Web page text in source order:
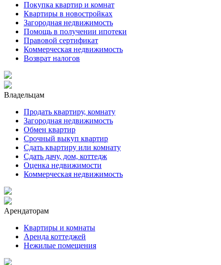
Покупка квартир и комнат
Квартиры в новостройках
Загородная недвижимость
Помощь в получении ипотеки
Правовой сертификат
Коммерческая недвижимость
Возврат налогов
Владельцам
Продать квартиру, комнату
Загородная недвижимость
Обмен квартир
Срочный выкуп квартир
Сдать квартиру или комнату
Сдать дачу, дом, коттедж
Оценка недвижимости
Коммерческая недвижимость
Арендаторам
Квартиры и комнаты
Аренда коттеджей
Нежилые помещения